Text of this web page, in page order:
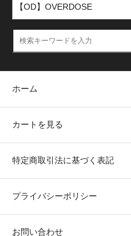
ホーム
カートを見る
特定商取引法に基づく表記
プライバシーポリシー
お問い合わせ